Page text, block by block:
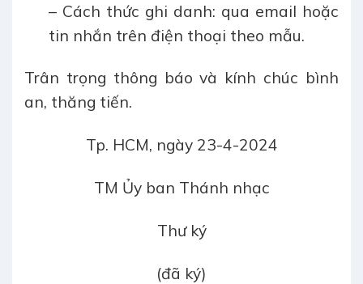
– Cách thức ghi danh: qua email hoặc
tin nhắn trên điện thoại theo mẫu.
Trân trọng thông báo và kính chúc bình
an, thăng tiến.
Tp. HCM, ngày 23-4-2024
TM Ủy ban Thánh nhạc
Thư ký
(đã ký)